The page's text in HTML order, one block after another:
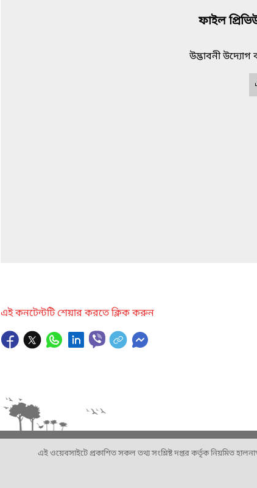
ফাইল
উদ্ভাবনী উদ্যোগ
এই কনটেন্টটি শেয়ার করতে ক্লিক করুন
এই ওয়েবসাইটে প্রকাশিত সকল তথ্য সংশ্লিষ্ট দপ্তর কর্তৃক নিয়মিত